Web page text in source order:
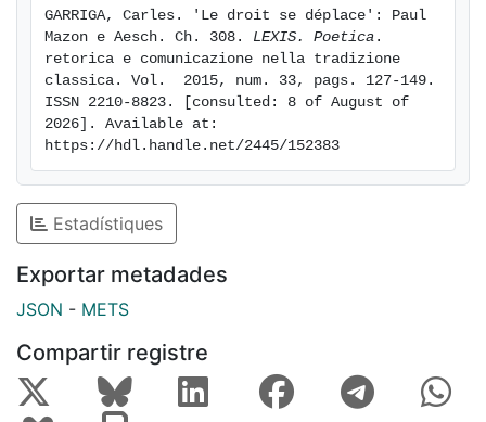
GARRIGA, Carles. 'Le droit se déplace': Paul
Mazon e Aesch. Ch. 308. LEXIS. Poetica .
retorica e comunicazione nella tradizione
classica. Vol.  2015, num. 33, pags. 127-149.
ISSN 2210-8823. [consulted: 8 of August of
2026]. Available at:
https://hdl.handle.net/2445/152383
Estadístiques
Exportar metadades
JSON - METS
Compartir registre